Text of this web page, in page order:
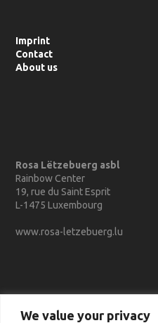
We value your privacy
Imprint
Contact
About us
Rosa Lëtzebuerg asbl
Rainbow Center
19, rue du Saint Esprit
L-1475 Luxembourg
www.rosa-letzebuerg.lu